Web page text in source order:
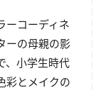
ーコーディネ
ーの母親の影
、小学生時代
彩とメイクの